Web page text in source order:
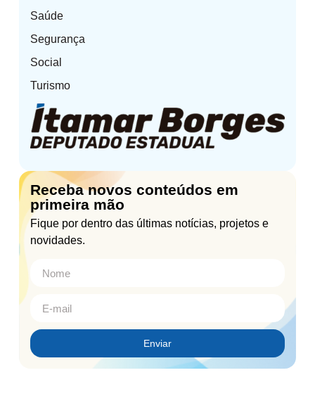
Saúde
Segurança
Social
Turismo
Receba novos conteúdos em
primeira mão
Fique por dentro das últimas notícias, projetos e
novidades.
Enviar